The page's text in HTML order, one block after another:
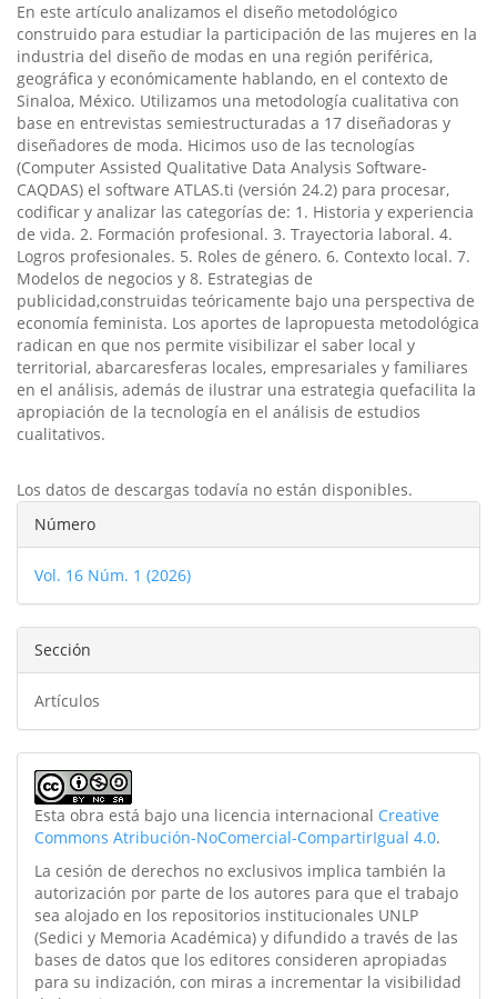
En este artículo analizamos el diseño metodológico
construido para estudiar la participación de las mujeres en la
industria del diseño de modas en una región periférica,
geográfica y económicamente hablando, en el contexto de
Sinaloa, México. Utilizamos una metodología cualitativa con
base en entrevistas semiestructuradas a 17 diseñadoras y
diseñadores de moda. Hicimos uso de las tecnologías
(Computer Assisted Qualitative Data Analysis Software-
CAQDAS) el software ATLAS.ti (versión 24.2) para procesar,
codificar y analizar las categorías de: 1. Historia y experiencia
de vida. 2. Formación profesional. 3. Trayectoria laboral. 4.
Logros profesionales. 5. Roles de género. 6. Contexto local. 7.
Modelos de negocios y 8. Estrategias de
publicidad,construidas teóricamente bajo una perspectiva de
economía feminista. Los aportes de lapropuesta metodológica
radican en que nos permite visibilizar el saber local y
territorial, abarcaresferas locales, empresariales y familiares
en el análisis, además de ilustrar una estrategia quefacilita la
apropiación de la tecnología en el análisis de estudios
cualitativos.
Los datos de descargas todavía no están disponibles.
Detalles
del
artículo
Número
Vol. 16 Núm. 1 (2026)
Sección
Artículos
Esta obra está bajo una licencia internacional Creative
Commons Atribución-NoComercial-CompartirIgual 4.0.
La cesión de derechos no exclusivos implica también la
autorización por parte de los autores para que el trabajo
sea alojado en los repositorios institucionales UNLP
(Sedici y Memoria Académica) y difundido a través de las
bases de datos que los editores consideren apropiadas
para su indización, con miras a incrementar la visibilidad